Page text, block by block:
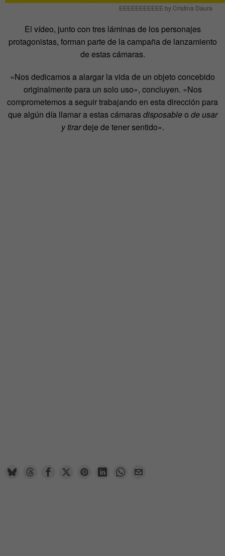
EEEEEEEEEEE by Cristina Daura
El vídeo, junto con tres láminas de los personajes
protagonistas, forman parte de la campaña de lanzamiento
de estas cámaras.
«Nos dedicamos a alargar la vida de un objeto concebido
originalmente para un solo uso», concluyen. «Nos
comprometemos a seguir trabajando en esta dirección para
que algún día llamar a estas cámarasdisposableo de usar
y tirardeje de tener sentido».